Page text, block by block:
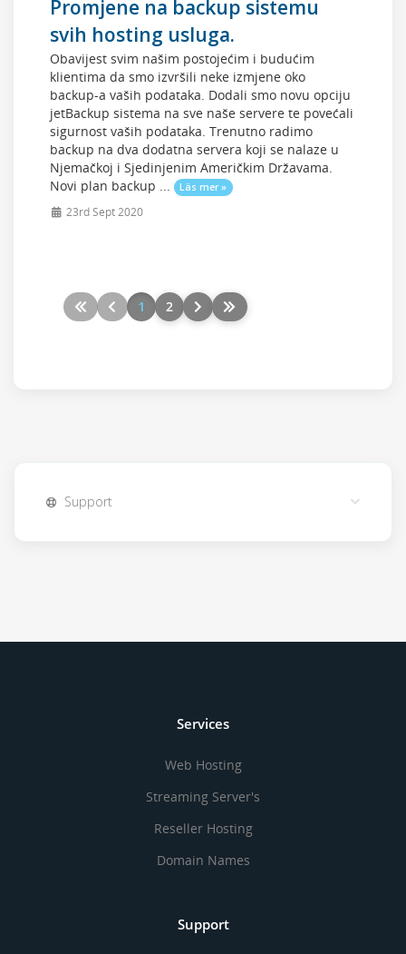
Promjene na backup sistemu
svih hosting usluga.
Obavijest svim našim postojećim i budućim
klientima da smo izvršili neke izmjene oko
backup-a vaših podataka. Dodali smo novu opciju
jetBackup sistema na sve naše servere te povećali
sigurnost vaših podataka. Trenutno radimo
backup na dva dodatna servera koji se nalaze u
Njemačkoj i Sjedinjenim Američkim Državama.
Novi plan backup ...
Läs mer »
23rd Sept 2020
1 2
Support
Services
Web Hosting
Streaming Server's
Reseller Hosting
Domain Names
Support